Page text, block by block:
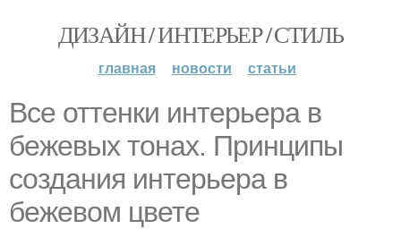
ДИЗАЙН / ИНТЕРЬЕР / СТИЛЬ
главная новости статьи
Все оттенки интерьера в
бежевых тонах. Принципы
создания интерьера в
бежевом цвете